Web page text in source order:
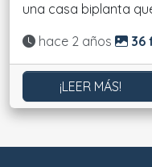
una casa biplanta
Actualizado:
hace 2 años 36
¡LEER MÁS!